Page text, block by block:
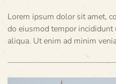
Lorem ipsum dolor sit amet,
do eiusmod tempor incididunt
aliqua. Ut enim ad minim